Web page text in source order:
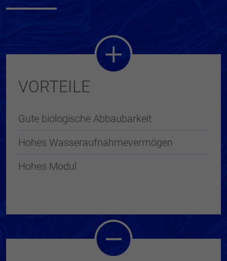
VORTEILE
Gute biologische Abbaubarkeit
Hohes Wasseraufnahmevermögen
Hohes Modul